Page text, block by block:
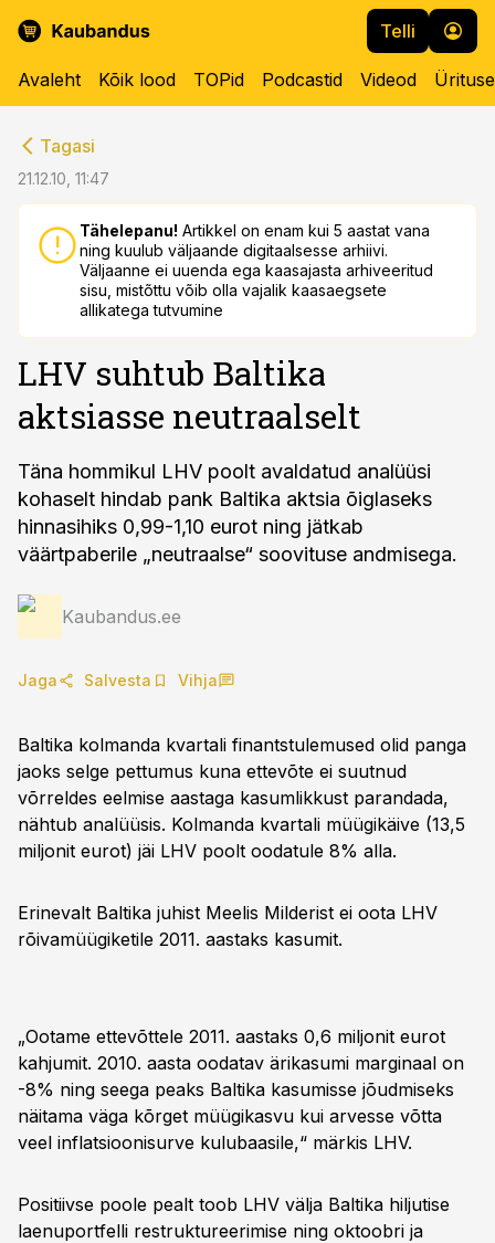
Telli
Avaleht Kõik lood TOPid Podcastid Videod
Tagasi
21.12.10, 11:47
Tähelepanu! Artikkel on enam kui 5 aastat vana
ning kuulub väljaande digitaalsesse arhiivi.
Väljaanne ei uuenda ega kaasajasta arhiveeritud
sisu, mistõttu võib olla vajalik kaasaegsete
allikatega tutvumine
LHV suhtub Baltika
aktsiasse neutraalselt
Täna hommikul LHV poolt avaldatud analüüsi
kohaselt hindab pank Baltika aktsia õiglaseks
hinnasihiks 0,99-1,10 eurot ning jätkab
väärtpaberile „neutraalse“ soovituse andmisega.
Kaubandus.ee
Jaga Salvesta Vihja
Baltika kolmanda kvartali finantstulemused olid panga
jaoks selge pettumus kuna ettevõte ei suutnud
võrreldes eelmise aastaga kasumlikkust parandada,
nähtub analüüsis. Kolmanda kvartali müügikäive (13,5
miljonit eurot) jäi LHV poolt oodatule 8% alla.
Erinevalt Baltika juhist Meelis Milderist ei oota LHV
rõivamüügiketile 2011. aastaks kasumit.
„Ootame ettevõttele 2011. aastaks 0,6 miljonit eurot
kahjumit. 2010. aasta oodatav ärikasumi marginaal on
-8% ning seega peaks Baltika kasumisse jõudmiseks
näitama väga kõrget müügikasvu kui arvesse võtta
veel inflatsioonisurve kulubaasile,“ märkis LHV.
Positiivse poole pealt toob LHV välja Baltika hiljutise
laenuportfelli restruktureerimise ning oktoobri ja